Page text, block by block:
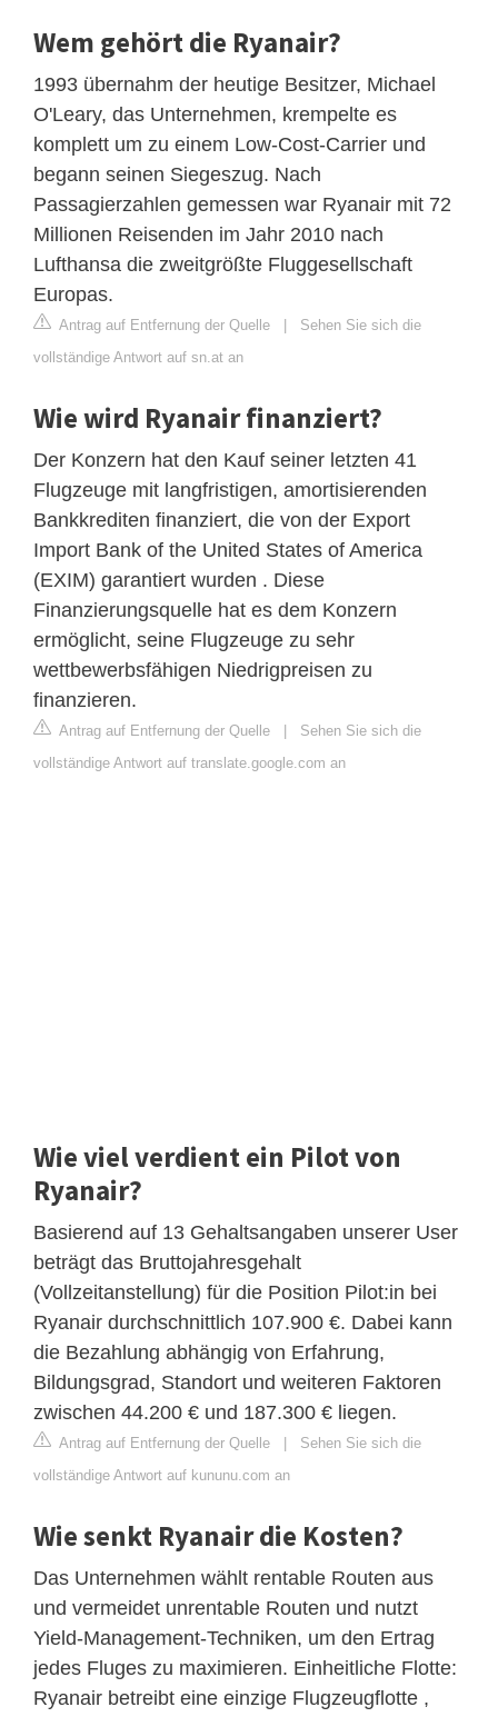
Wem gehört die Ryanair?
1993 übernahm der heutige Besitzer, Michael
O'Leary, das Unternehmen, krempelte es
komplett um zu einem Low-Cost-Carrier und
begann seinen Siegeszug. Nach
Passagierzahlen gemessen war Ryanair mit 72
Millionen Reisenden im Jahr 2010 nach
Lufthansa die zweitgrößte Fluggesellschaft
Europas.
Antrag auf Entfernung der Quelle | Sehen Sie sich die
vollständige Antwort auf sn.at an
Wie wird Ryanair finanziert?
Der Konzern hat den Kauf seiner letzten 41
Flugzeuge mit langfristigen, amortisierenden
Bankkrediten finanziert, die von der Export
Import Bank of the United States of America
(EXIM) garantiert wurden . Diese
Finanzierungsquelle hat es dem Konzern
ermöglicht, seine Flugzeuge zu sehr
wettbewerbsfähigen Niedrigpreisen zu
finanzieren.
Antrag auf Entfernung der Quelle | Sehen Sie sich die
vollständige Antwort auf translate.google.com an
Wie viel verdient ein Pilot von
Ryanair?
Basierend auf 13 Gehaltsangaben unserer User
beträgt das Bruttojahresgehalt
(Vollzeitanstellung) für die Position Pilot:in bei
Ryanair durchschnittlich 107.900 €. Dabei kann
die Bezahlung abhängig von Erfahrung,
Bildungsgrad, Standort und weiteren Faktoren
zwischen 44.200 € und 187.300 € liegen.
Antrag auf Entfernung der Quelle | Sehen Sie sich die
vollständige Antwort auf kununu.com an
Wie senkt Ryanair die Kosten?
Das Unternehmen wählt rentable Routen aus
und vermeidet unrentable Routen und nutzt
Yield-Management-Techniken, um den Ertrag
jedes Fluges zu maximieren. Einheitliche Flotte:
Ryanair betreibt eine einzige Flugzeugflotte ,